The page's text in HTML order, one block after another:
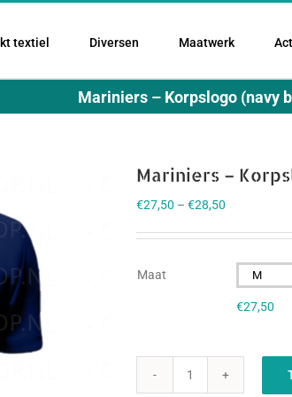
textiel Diversen Maatwerk
Mariniers – Korpslogo (navy
Mariniers –
€27,50 – €28,50
Maat
€27,50
Mariniers